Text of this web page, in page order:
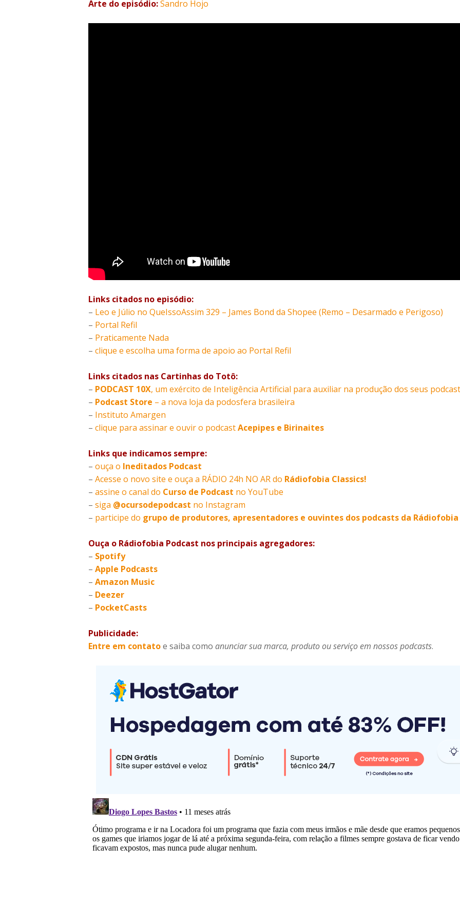
Arte do episódio:Sandro Hojo
Links citados no episódio:
– Leo e Júlio no QueIssoAssim 329 – James Bond da Shopee (Remo – Desarmado e Perigoso)
– Portal Refil
– Praticamente Nada
– clique e escolha uma forma de apoio ao Portal Refil
Links citados nas Cartinhas do Totô:
– PODCAST 10X, um exército de Inteligência Artificial para auxiliar na produção dos seus
– Podcast Store – a nova loja da podosfera brasileira
– Instituto Amargen
– clique para assinar e ouvir o podcastAcepipes e Birinaites
Links que indicamos sempre:
– ouça o Ineditados Podcast
– Acesse o novo site e ouça a RÁDIO 24h NO AR do Rádiofobia Classics!
– assine o canal do Curso de Podcast no YouTube
– siga @ocursodepodcast no Instagram
– participe do grupo de produtores, apresentadores e ouvintes dos podcasts da
Ouça o Rádiofobia Podcast nos principais agregadores:
– Spotify
– Apple Podcasts
– Amazon Music
– Deezer
– PocketCasts
Publicidade:
Entre em contatoe saiba como anunciar sua marca, produto ou serviço em nossos podcasts.